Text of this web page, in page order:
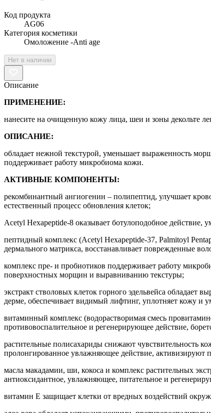
Код продукта
AG06
Категория косметики
Омоложение -Anti age
Нет в наличии
Описание
ПРИМЕНЕНИЕ:
нанесите на очищенную кожу лица, шеи и зоны декольте
ОПИСАНИЕ:
обладает нежной текстурой, уменьшает выраженность
поддерживает работу микробиома кожи.
АКТИВНЫЕ КОМПОНЕНТЫ:
рекомбинантный ангиогенин – полипептид, улучшает
естественный процесс обновления клеток;
Acetyl Hexapeptide-8 оказывает ботулоподобное
пептидный комплекс (Acetyl Hexapeptide-37, Palmitoyl
дермального матрикса, восстанавливает поврежденные
комплекс пре- и пробиотиков поддерживает работу
поверхностных морщин и выравниванию текстуры;
экстракт стволовых клеток горного эдельвейса
дерме, обеспечивает видимый лифтинг, уплотняет кожу и
витаминный комплекс (водорастворимая смесь
противовоспалительное и регенерирующее действие,
растительные полисахариды снижают чувствительность
пролонгированное увлажняющее действие,
масла макадамии, ши, кокоса и комплекс растительных
антиоксидантное, увлажняющее, питательное и
витамин Е защищает клетки от вредных воздействий